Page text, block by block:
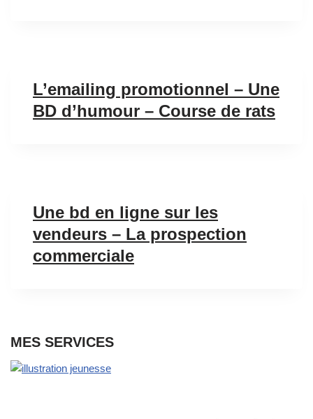
L’emailing promotionnel – Une
BD d’humour – Course de rats
Une bd en ligne sur les
vendeurs – La prospection
commerciale
MES SERVICES